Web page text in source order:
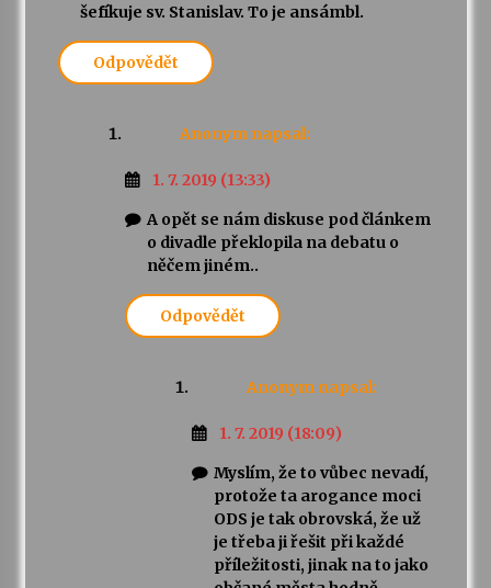
šefíkuje sv. Stanislav. To je ansámbl.
Odpovědět
Anonym napsal:
1. 7. 2019 (13:33)
A opět se nám diskuse pod článkem
o divadle překlopila na debatu o
něčem jiném..
Odpovědět
Anonym napsal:
1. 7. 2019 (18:09)
Myslím, že to vůbec nevadí,
protože ta arogance moci
ODS je tak obrovská, že už
je třeba ji řešit při každé
příležitosti, jinak na to jako